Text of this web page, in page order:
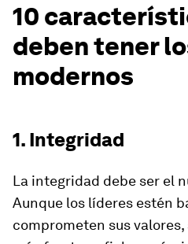
10
deben tener
modernos
1. Integridad
La integridad debe ser el
Aunque los líderes estén
comprometen sus